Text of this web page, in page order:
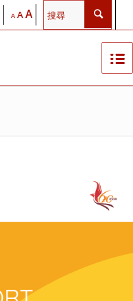
A AA